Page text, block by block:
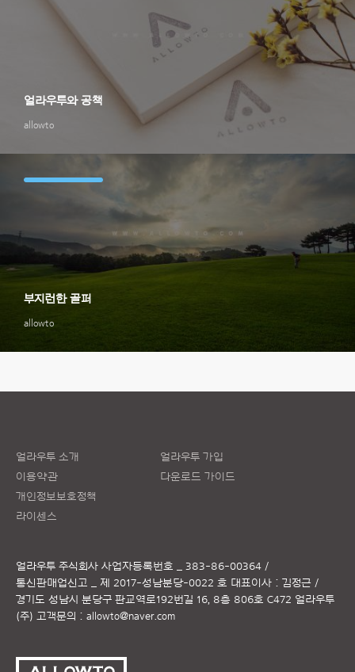
allowto
얼라우투와 공책
allowto
부지런한 골퍼
얼라우투 소개
이용약관
개인정보보호정책
라이센스
얼라우투 가입
다운로드 가이드
얼라우투 주식회사 사업자등록번호 _ 383-86-00364 /
통신판매업신고 _ 제 2017-성남분당-0022 호 대표이사 : 김정근 /
경기도 성남시 분당구 판교역로192번길 16, 8층 806호 C472 얼라우투
(주) 고객문의 : allowto@naver.com